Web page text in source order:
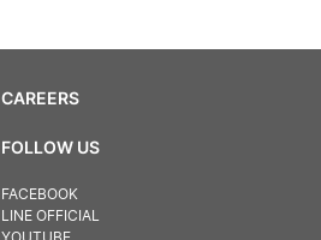
CAREERS
FOLLOW US
FACEBOOK
LINE OFFICIAL